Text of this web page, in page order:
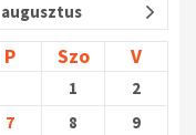
augusztus
P Szo V
1
2
7 8
9